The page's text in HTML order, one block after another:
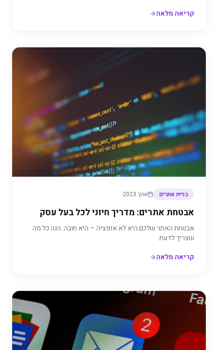
קריאה מלאה
בניית אתרים אוק׳ 2023
אבטחת אתרים: מדריך חיוני לכל בעל עסק
אבטחת האתר שלכם היא לא אופציה – היא חובה. הנה כל מה
שצריך לדעת.
קריאה מלאה